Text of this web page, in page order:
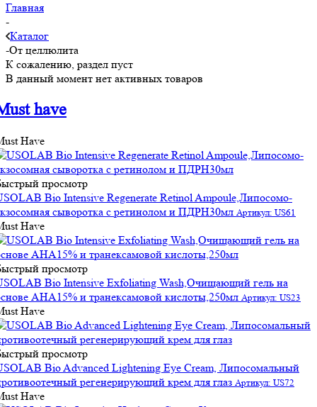
Главная
-
Каталог
-От целлюлита
К сожалению, раздел пуст
В данный момент нет активных товаров
have
Have
просмотр
Bio Intensive Regenerate Retinol Ampoule,Липосомо-
сыворотка с ретинолом и ПДРН30мл Артикул: US61
Have
просмотр
Bio Intensive Exfoliating Wash,Очищающий гель на
АНА15% и транексамовой кислоты,250мл Артикул: US23
Have
просмотр
Bio Advanced Lightening Eye Cream, Липосомальный
регенерирующий крем для глаз Артикул: US72
Have